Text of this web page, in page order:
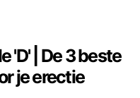
'D' | De 3 beste
je erectie